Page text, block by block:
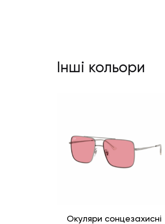
Інші кольори
Окуляри сонцезахисні